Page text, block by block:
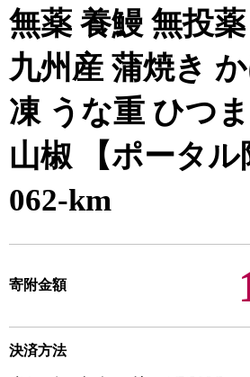
無薬 養鰻 無投
九州産 蒲焼き
凍 うな重 ひつ
山椒 【ポータル
062-km
寄附金額
決済方法